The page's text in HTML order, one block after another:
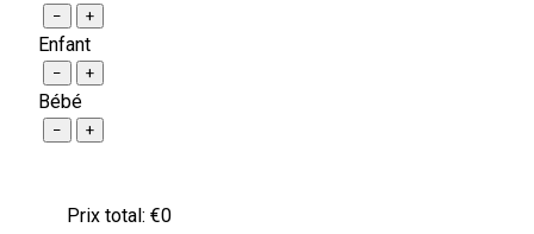
− +
Enfant
− +
Bébé
− +
Prix ​​total: €0